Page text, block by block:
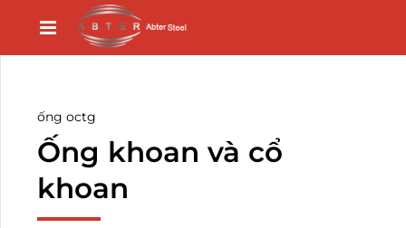
ống octg
Ống khoan và cổ
khoan